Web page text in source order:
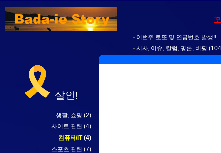
'
이번주 로또 및 연금번호 발생!!
시사, 이슈, 칼럼, 평론, 비평
살인!
생활, 쇼핑 (2)
사이트 관련 (4)
컴퓨터/IT (4)
스포츠 관련 (7)